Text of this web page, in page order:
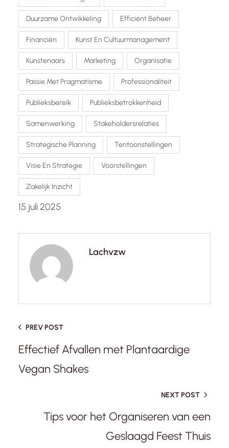
Duurzame Ontwikkeling Efficiënt Beheer
Financiën Kunst En Cultuurmanagement
Kunstenaars Marketing Organisatie
Passie Met Pragmatisme Professionaliteit
Publieksbereik Publieksbetrokkenheid
Samenwerking Stakeholdersrelaties
Strategische Planning Tentoonstellingen
Visie En Strategie Voorstellingen
Zakelijk Inzicht
15 juli 2025
Lachvzw
PREV POST
Effectief Afvallen met Plantaardige
Vegan Shakes
NEXT POST
Tips voor het Organiseren van een
Geslaagd Feest Thuis